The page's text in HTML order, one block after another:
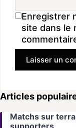
Enregistrer
site dans le
Articles
Matchs sur
supporters